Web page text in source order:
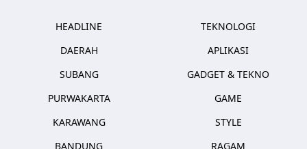
HEADLINE
DAERAH
SUBANG
PURWAKARTA
KARAWANG
BANDUNG
TEKNOLOGI
APLIKASI
GADGET & TEKNO
GAME
STYLE
RAGAM